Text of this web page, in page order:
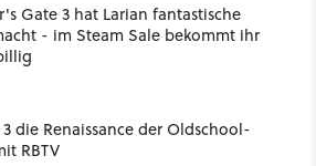
Gate 3 hat Larian fantastische
- im Steam Sale bekommt ihr
die Renaissance der Oldschool-
RBTV